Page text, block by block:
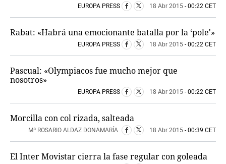
EUROPA PRESS 18 Abr 2015 - 00:22 CET
Rabat: «Habrá una emocionante batalla por la ‘pole'»
EUROPA PRESS 18 Abr 2015 - 00:22 CET
Pascual: «Olympiacos fue mucho mejor que
nosotros»
EUROPA PRESS 18 Abr 2015 - 00:22 CET
Morcilla con col rizada, salteada
Mª ROSARIO ALDAZ DONAMARÍA 18 Abr 2015 - 00:39 CET
El Inter Movistar cierra la fase regular con goleada